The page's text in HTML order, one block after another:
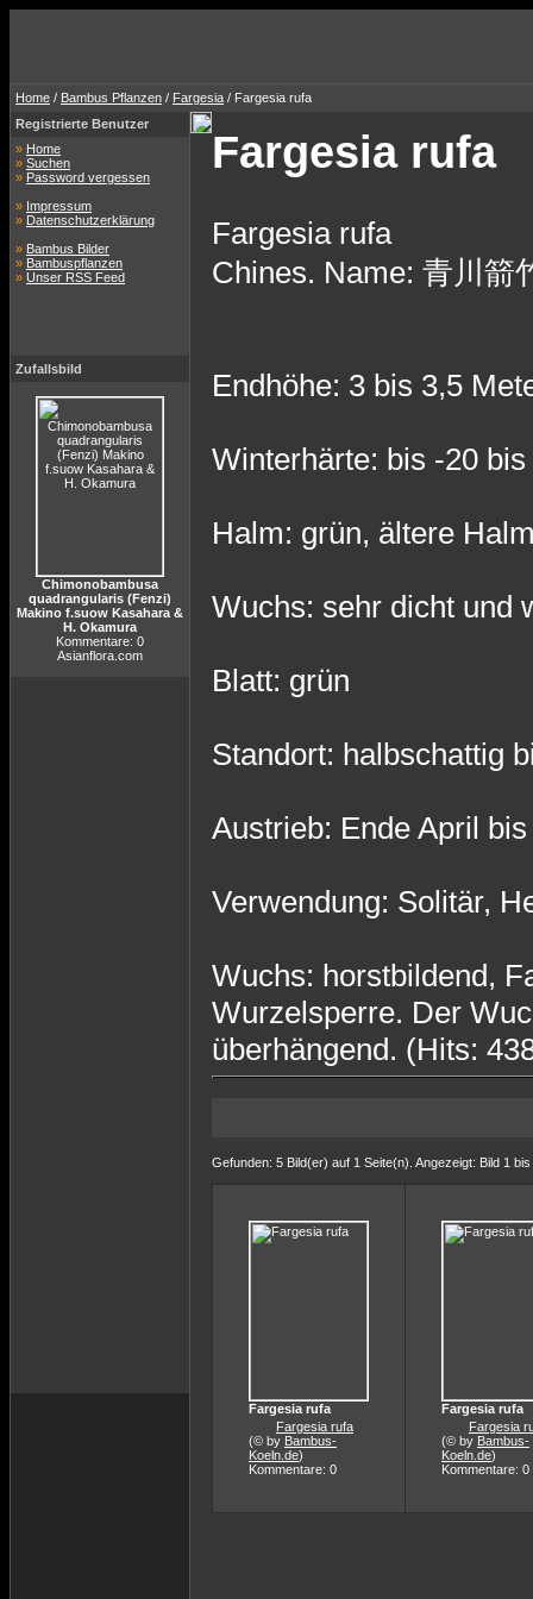
Home / Bambus Pflanzen / Fargesia / Fargesia rufa
Registrierte Benutzer
» Home
» Suchen
» Password vergessen
» Impressum
» Datenschutzerklärung
» Bambus Bilder
» Bambuspflanzen
» Unser RSS Feed
Zufallsbild
Chimonobambusa
quadrangularis (Fenzi)
Makino f.suow Kasahara &
H. Okamura
Kommentare: 0
Asianflora.com
Fargesia rufa
Fargesia rufa
Chines. Name: 青川箭
Endhöhe: 3 bis 3,5
Winterhärte: bis -20 bis
Halm: grün, ältere
Wuchs: sehr dicht und
Blatt: grün
Standort: halbschattig
Austrieb: Ende April
Verwendung: Solitär,
Wuchs: horstbildend,
Wurzelsperre. Der
überhängend. (Hits:
Gefunden: 5 Bild(er) auf 1 Seite(n). Angezeigt: Bild 1 bis
Fargesia rufa
Fargesia rufa
(© by Bambus-
Koeln.de)
Kommentare: 0
Fargesia rufa
Fargesia
(© by Bambus-
Koeln.de)
Kommentare: 0